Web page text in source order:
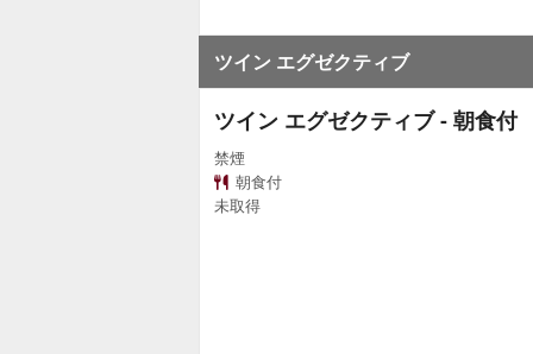
ツイン エグゼクティブ
ツイン エグゼクティブ - 朝食付
禁煙
朝食付
未取得